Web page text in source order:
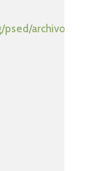
archivos/